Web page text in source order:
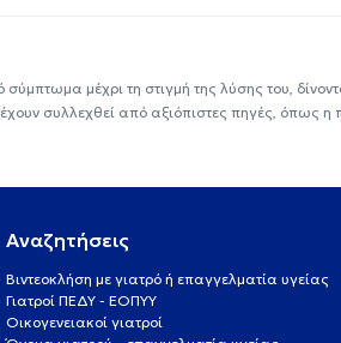
μέχρι τη στιγμή της λύσης του,
συλλεχθεί από αξιόπιστες πηγές, όπως
Αναζητήσεις
Βιντεοκλήση με γιατρό ή επαγγελματία υγείας
Γιατροί ΠΕΔΥ - ΕΟΠΥΥ
Οικογενειακοί γιατροί